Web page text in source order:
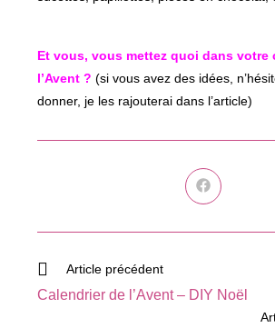
Et vous, vous mettez quoi dans votre
l’Avent ? (si vous avez des idées,
donner, je les rajouterai dans l’article)
Ouvrir
dans
autre
Read
articles
Article précédent
Calendrier de l’Avent – DIY Noël